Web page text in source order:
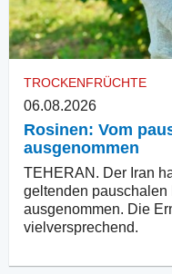
TROCKENFRÜCHTE
06.08.2026
Rosinen: Vom
ausgenommen
TEHERAN. Der Iran
geltenden pauschalen
ausgenommen. Die
vielversprechend.